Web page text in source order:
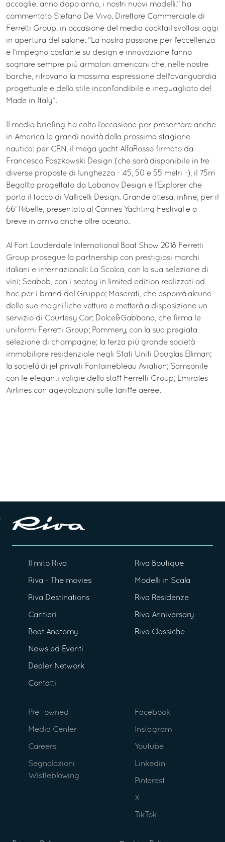
accoglie, anno dopo anno, i nostri nuovi modelli.” ha
commentato Stefano De Vivo, Direttore Commerciale di
Ferretti Group, in occasione del media cocktail svoltosi oggi
in apertura del salone. “La nostra passione per l’eccellenza
e l’impegno costante su design e innovazione fanno
sognare sempre più armatori americani che, nelle nostre
barche, ritrovano la massima espressione dell'avanguardia
progettuale e dello stile inconfondibile e ineguagliato del
Made in Italy”.
Il media briefing ha colto l’occasione per presentare anche
in America le grandi novità della prossima stagione
nautica: per CRN, il mega yacht AlfaRosso firmato da
Francesco Paszkowski Design (che sarà disponibile in tre
diverse proposte di lunghezza - 45, 50 e 55 metri -), il 75m
Begallta progettato da Lobanov Design e l’Explorer che
porta il tocco di Vallicelli Design. Grande attesa, infine, per il
66’ Ribelle, presentato al Cannes Yachting Festival e a
breve in arrivo anche oltre oceano.
Al Fort Lauderdale International Boat Show 2018 Ferretti
Group prosegue la partnership con prestigiosi marchi
italiani e internazionali: La Scolca, con la sua selezione di
vini; Seabob, con i seatoy in limited edition realizzati ad
hoc per i brand del Gruppo; Maserati, che esporrà alcune
delle sue magnifiche vetture e metterà a disposizione un
servizio di Courtesy Car; Dolce&Gabbana, che firma le
uniformi Ferretti Group; Pommery, con la sua pregiata
selezione di champagne; la terza più grande società
immobiliare residenziale negli Stati Uniti Douglas Elliman;
la società di jet privati Fontainebleau Aviation; Samsonite
con le eleganti valigie dello staff Ferretti Group; Emirates
Airlines con agevolazioni sulle tariffe aeree.
Il mito Riva
Riva - The movies
Riva Destinations
Cantieri
Boat Anatomy
News ed Eventi
Dealer Network
Contatti
Riva Boutique
Modelli in Scala
Riva Residenze
Riva Anniversary
Riva Classiche
Pre- owned
Media Center
Careers
Segnalazioni
Wistleblowing
Facebook
Instagram
Youtube
Linkedin
Pinterest
X
TikTok